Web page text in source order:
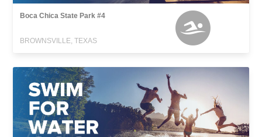
Boca Chica State Park #4
BROWNSVILLE, TEXAS